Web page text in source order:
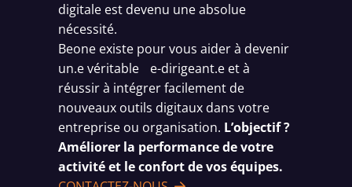
digitale est devenu une absolue
nécessité.
Beone existe pour vous aider à devenir
un.e véritable e-dirigeant.e et à
réussir à intégrer facilement de
nouveaux outils digitaux dans votre
entreprise ou organisation. L’objectif ?
Améliorer la performance de votre
activité et le confort de vos équipes.